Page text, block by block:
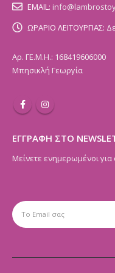
EMAIL:
ΩΡΑΡΙΟ ΛΕΙΤΟΥΡΓΙΑΣ:
Αρ. ΓΕ.Μ.Η.: 168419606000
Μπησικλή Γεωργία
ΕΓΓΡΑΦΗ ΣΤΟ
Μείνετε ενημερωμένοι για